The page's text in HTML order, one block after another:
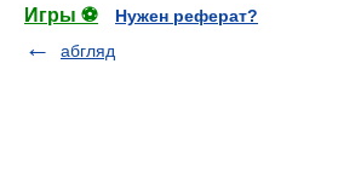
Игры ⚽
Нужен реферат?
абгляд